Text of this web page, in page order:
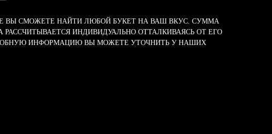
ВЫ СМОЖЕТЕ НАЙТИ ЛЮБОЙ БУКЕТ НА ВАШ ВКУС. СУММА
РАССЧИТЫВАЕТСЯ ИНДИВИДУАЛЬНО ОТТАЛКИВАЯСЬ ОТ ЕГО
ИНФОРМАЦИЮ ВЫ МОЖЕТЕ УТОЧНИТЬ У НАШИХ